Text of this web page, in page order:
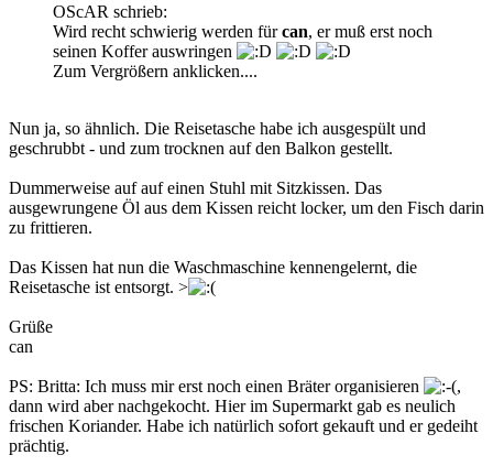
OScAR schrieb:
Wird recht schwierig werden fürcan, er muß erst noch
seinen Koffer auswringen
Zum Vergrößern anklicken....
Nun ja, so ähnlich. Die Reisetasche habe ich ausgespült und
geschrubbt - und zum trocknen auf den Balkon gestellt.
Dummerweise auf auf einen Stuhl mit Sitzkissen. Das
ausgewrungene Öl aus dem Kissen reicht locker, um den Fisch darin
zu frittieren.
Das Kissen hat nun die Waschmaschine kennengelernt, die
Reisetasche ist entsorgt. >
Grüße
can
PS: Britta: Ich muss mir erst noch einen Bräter organisieren
,
dann wird aber nachgekocht. Hier im Supermarkt gab es neulich
frischen Koriander. Habe ich natürlich sofort gekauft und er gedeiht
prächtig.